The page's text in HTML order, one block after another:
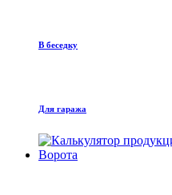
В беседку
Для гаража
Ворота